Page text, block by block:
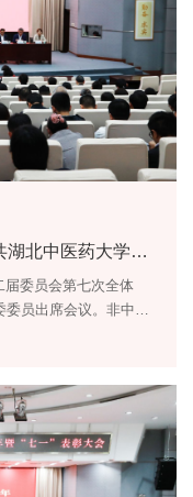
锚定目标 攻坚克难 凝心聚力！中共湖北中医药大学第二届委员会第七次全体（扩大）会议举行
届委员会第七次全体
委员出席会议。非中共
第七次全体（扩大）会
作报告会议听取和审
了《中共湖北中医药大